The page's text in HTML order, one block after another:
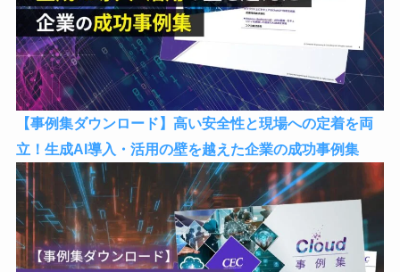
【事例集ダウンロード】高い安全性と現場への定着を両
立！生成AI導入・活用の壁を越えた企業の成功事例集